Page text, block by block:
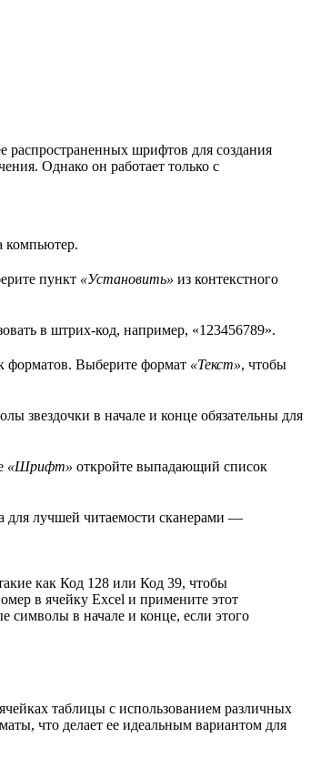
шрифтов для создания
Однако он работает только с
компьютер.
пункт «Установить» из контекстного
в штрих-код, например, «123456789».
форматов. Выберите формат «Текст», чтобы
звездочки в начале и конце обязательны для
«Шрифт» откройте выпадающий список
для лучшей читаемости сканерами —
как Код 128 или Код 39, чтобы
в ячейку Excel и примените этот
в начале и конце, если этого
таблицы с использованием различных
что делает ее идеальным вариантом для